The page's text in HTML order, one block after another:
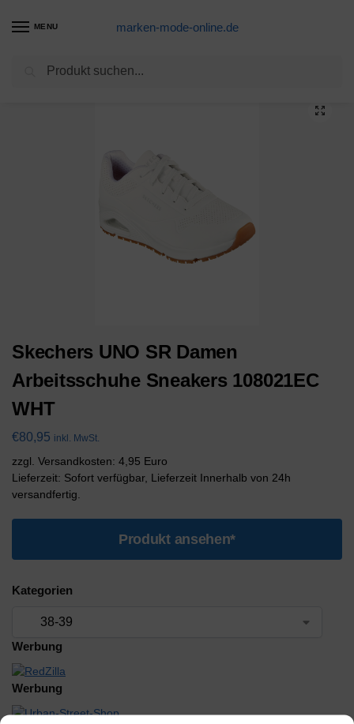
MENU marken-mode-online.de
Marke Skechers 38-39
Skechers UNO SR Damen
Arbeitsschuhe Sneakers 108021EC
WHT
€80,95 inkl. MwSt.
zzgl. Versandkosten: 4,95 Euro
Lieferzeit: Sofort verfügbar, Lieferzeit Innerhalb von 24h
versandfertig.
Produkt ansehen*
Kategorien
Werbung
Werbung